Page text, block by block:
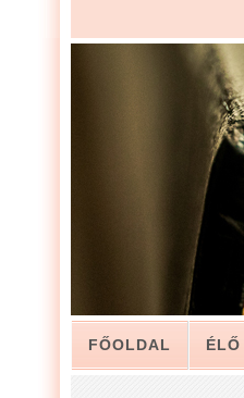
FŐOLDAL